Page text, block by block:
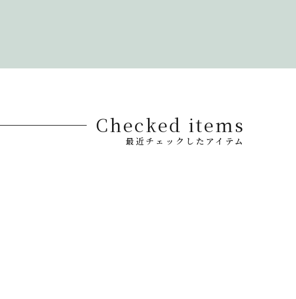
Checked items
最近チェックしたアイテム